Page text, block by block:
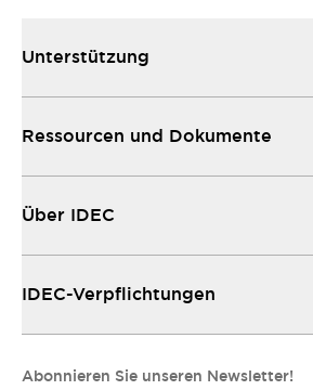
Unterstützung
Ressourcen und Dokumente
Über IDEC
IDEC-Verpflichtungen
Abonnieren Sie unseren Newsletter!